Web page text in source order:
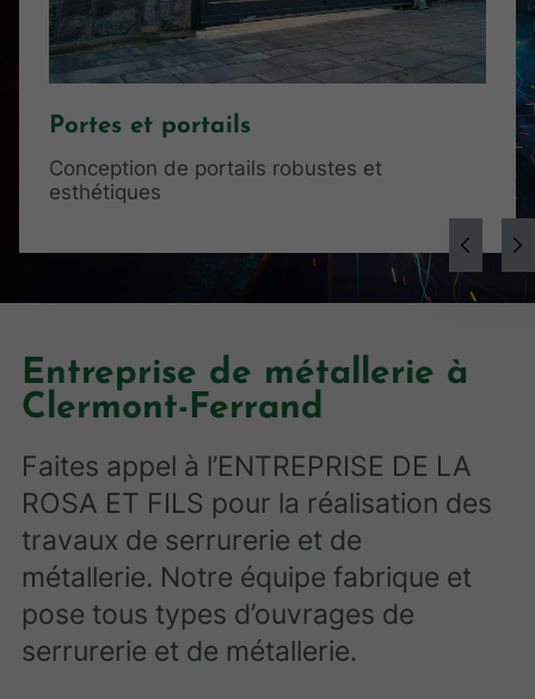
Portes et portails
Conception de portails robustes et
esthétiques
Entreprise de métallerie à
Clermont-Ferrand
Faites appel à l’ENTREPRISE DE LA
ROSA ET FILS pour la réalisation des
travaux de serrurerie et de
métallerie. Notre équipe fabrique et
pose tous types d’ouvrages de
serrurerie et de métallerie.